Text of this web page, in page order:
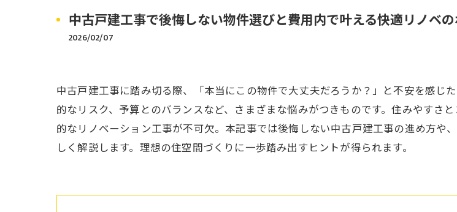
中古戸建工事で後悔しない物件選びと費用内で叶える快適リノベ
2026/02/07
中古戸建工事に踏み切る際、「本当にこの物件で大丈夫だろうか？」と不安を感じ
的なリスク、予算とのバランスなど、さまざまな悩みがつきものです。住みやすさ
的なリノベーション工事が不可欠。本記事では後悔しない中古戸建工事の進め方
しく解説します。理想の住空間づくりに一歩踏み出すヒントが得られます。